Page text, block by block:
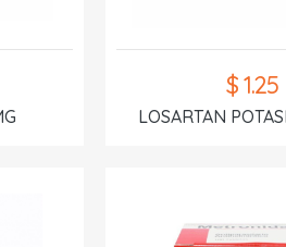
$ 1.25
LOSARTAN